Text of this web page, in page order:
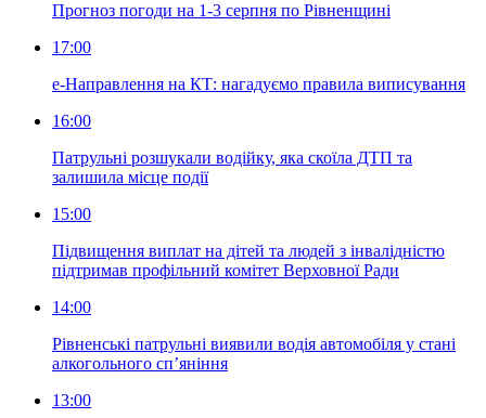
Прогноз погоди на 1-3 серпня по Рівненщині
17:00
е-Направлення на КТ: нагадуємо правила виписування
16:00
Патрульні розшукали водійку, яка скоїла ДТП та
залишила місце події
15:00
Підвищення виплат на дітей та людей з інвалідністю
підтримав профільний комітет Верховної Ради
14:00
Рівненські патрульні виявили водія автомобіля у стані
алкогольного сп’яніння
13:00